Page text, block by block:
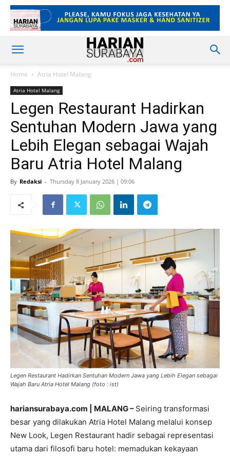
Home Atria Hotel Malang
Atria Hotel Malang
Legen Restaurant Hadirkan
Sentuhan Modern Jawa yang
Lebih Elegan sebagai Wajah
Baru Atria Hotel Malang
By Redaksi - Thursday 8 January 2026 | 09:06
Legen Restaurant Hadirkan Sentuhan Modern Jawa yang Lebih Elegan sebagai
Wajah Baru Atria Hotel Malang (foto : ist)
hariansurabaya.com | MALANG – Seiring transformasi
besar yang dilakukan Atria Hotel Malang melalui konsep
New Look, Legen Restaurant hadir sebagai representasi
utama dari filosofi baru hotel: memadukan kekayaan